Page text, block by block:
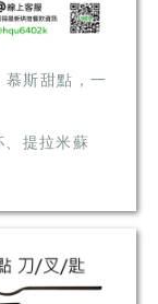
斯甜點，一
提拉米蘇